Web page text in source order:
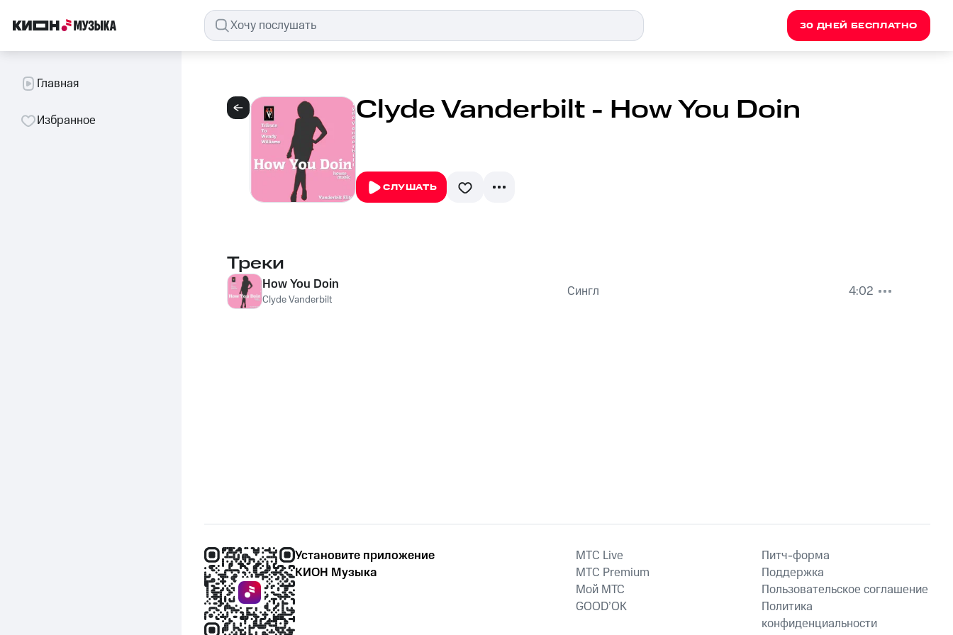
30 ДНЕЙ БЕСПЛАТНО
Главная
Избранное Clyde Vanderbilt - How You Doin
СЛУШАТЬ
Треки
How You Doin
Clyde Vanderbilt Сингл 4:02
Установите приложение
КИОН Музыка
MTС Live
MTС Premium
Мой МТС
GOOD’OK
Питч-форма
Поддержка
Пользовательское соглашение
Политика
конфиденциальности